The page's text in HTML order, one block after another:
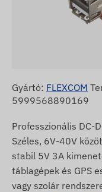
Gyártó: FLEXCOM
5999568890169
Professzionális DC-
Széles, 6V-40V
stabil 5V 3A
táblagépek és GPS
vagy szolár